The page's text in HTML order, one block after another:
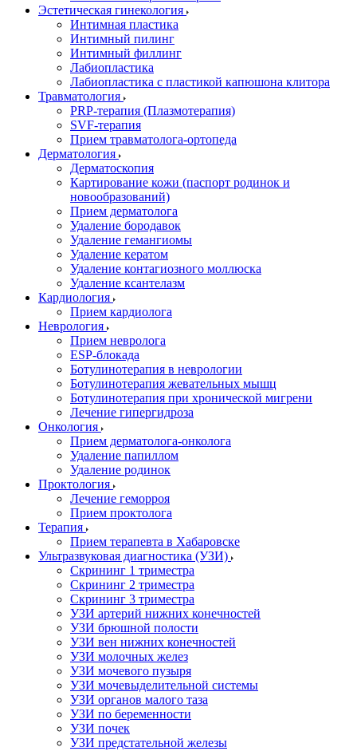
Эстетическая гинекология
Интимная пластика
Интимный пилинг
Интимный филлинг
Лабиопластика
Лабиопластика с пластикой капюшона клитора
Травматология
PRP-терапия (Плазмотерапия)
SVF-терапия
Прием травматолога-ортопеда
Дерматология
Дерматоскопия
Картирование кожи (паспорт родинок и
новообразований)
Прием дерматолога
Удаление бородавок
Удаление гемангиомы
Удаление кератом
Удаление контагиозного моллюска
Удаление ксантелазм
Кардиология
Прием кардиолога
Неврология
Прием невролога
ESP-блокада
Ботулинотерапия в неврологии
Ботулинотерапия жевательных мышц
Ботулинотерапия при хронической мигрени
Лечение гипергидроза
Онкология
Прием дерматолога-онколога
Удаление папиллом
Удаление родинок
Проктология
Лечение геморроя
Прием проктолога
Терапия
Прием терапевта в Хабаровске
Ультразвуковая диагностика (УЗИ)
Скрининг 1 триместра
Скрининг 2 триместра
Скрининг 3 триместра
УЗИ артерий нижних конечностей
УЗИ брюшной полости
УЗИ вен нижних конечностей
УЗИ молочных желез
УЗИ мочевого пузыря
УЗИ мочевыделительной системы
УЗИ органов малого таза
УЗИ по беременности
УЗИ почек
УЗИ предстательной железы